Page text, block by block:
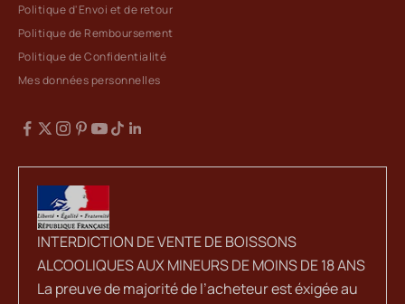
Politique d'Envoi et de retour
Politique de Remboursement
Politique de Confidentialité
Mes données personnelles
INTERDICTION DE VENTE DE BOISSONS
ALCOOLIQUES AUX MINEURS DE MOINS DE 18 ANS
La preuve de majorité de l’acheteur est éxigée au